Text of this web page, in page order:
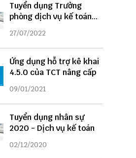
Tuyển dụng Trưởng
phòng dịch vụ kế toán
năm 2022
27/07/2022
Ứng dụng hỗ trợ kê khai
4.5.0 của TCT nâng cấp
09/01/2021
Tuyển dụng nhân sự
2020 - Dịch vụ kế toán
02/12/2020